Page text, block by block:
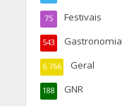
Festivais
75
Gastronomia
543
Geral
6.766
GNR
188